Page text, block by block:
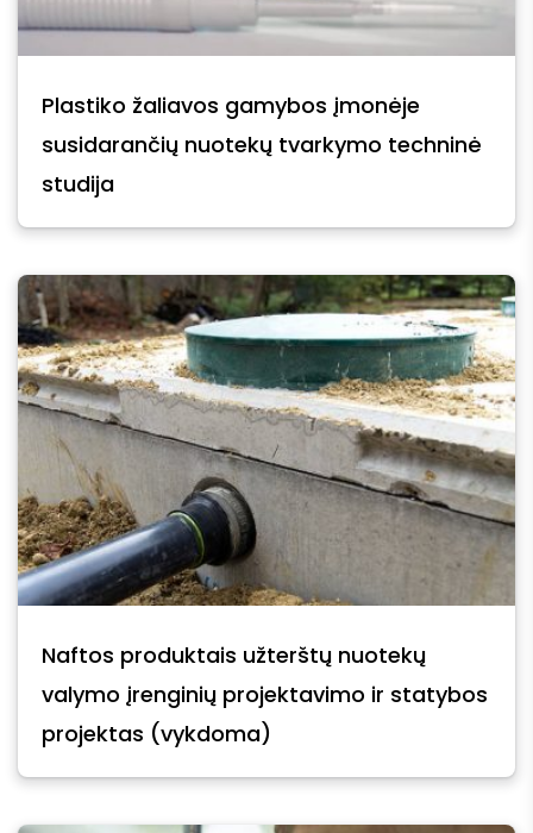
Plastiko žaliavos gamybos įmonėje
susidarančių nuotekų tvarkymo techninė
studija
Naftos produktais užterštų nuotekų
valymo įrenginių projektavimo ir statybos
projektas (vykdoma)